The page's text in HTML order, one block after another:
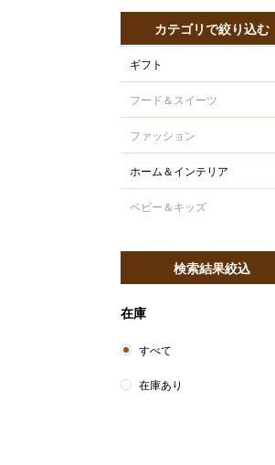
カテゴリで絞り込む
ギフト
フード＆スイーツ
ファッション
ホーム＆インテリア
ベビー＆キッズ
検索結果絞込
在庫
すべて
在庫あり